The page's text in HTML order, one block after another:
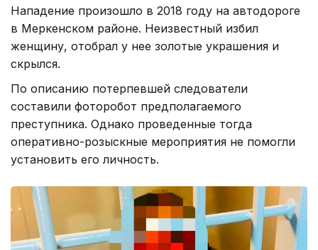
Нападение произошло в 2018 году на автодороге
в Меркенском районе. Неизвестный избил
женщину, отобрал у нее золотые украшения и
скрылся.
По описанию потерпевшей следователи
составили фоторобот предполагаемого
преступника. Однако проведенные тогда
оперативно-розыскные мероприятия не помогли
установить его личность.